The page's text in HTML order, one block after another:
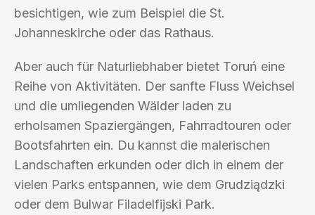
besichtigen, wie zum Beispiel die St.
Johanneskirche oder das Rathaus.
Aber auch für Naturliebhaber bietet Toruń eine
Reihe von Aktivitäten. Der sanfte Fluss Weichsel
und die umliegenden Wälder laden zu
erholsamen Spaziergängen, Fahrradtouren oder
Bootsfahrten ein. Du kannst die malerischen
Landschaften erkunden oder dich in einem der
vielen Parks entspannen, wie dem Grudziądzki
oder dem Bulwar Filadelfijski Park.